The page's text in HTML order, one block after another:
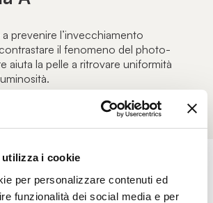
i cookie
per personalizzare contenuti ed
funzionalità dei social media e per
prevenire l’invecchiamento
il fenomeno del photo-
aiuta la pelle a ritrovare uniformità
AZZERA FILTRI